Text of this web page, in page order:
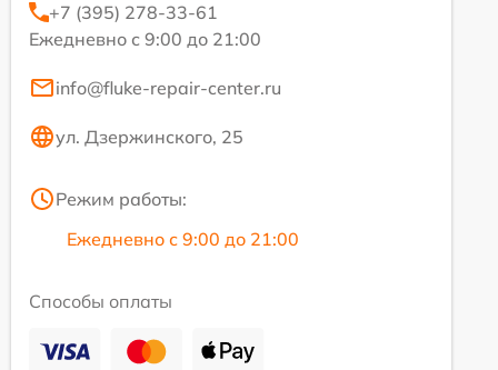
+7 (395) 278-33-61
Ежедневно с 9:00 до 21:00
info@fluke-repair-center.ru
ул. Дзержинского, 25
Режим работы:
Ежедневно с 9:00 до 21:00
Способы оплаты